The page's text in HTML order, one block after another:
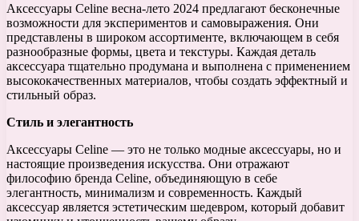
Аксессуары Celine весна-лето 2024 предлагают бесконечные
возможности для экспериментов и самовыражения. Они
представлены в широком ассортименте, включающем в себя
разнообразные формы, цвета и текстуры. Каждая деталь
аксессуара тщательно продумана и выполнена с применением
высококачественных материалов, чтобы создать эффектный и
стильный образ.
Стиль и элегантность
Аксессуары Celine — это не только модные аксессуары, но и
настоящие произведения искусства. Они отражают
философию бренда Celine, объединяющую в себе
элегантность, минимализм и современность. Каждый
аксессуар является эстетическим шедевром, который добавит